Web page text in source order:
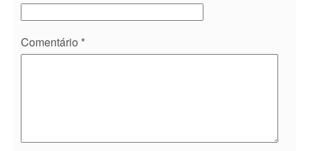
Comentário *